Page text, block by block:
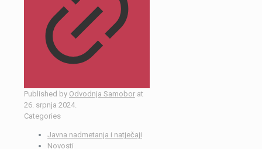
Published by Odvodnja Samobor at
26. srpnja 2024.
Categories
Javna nadmetanja i natječaji
Novosti